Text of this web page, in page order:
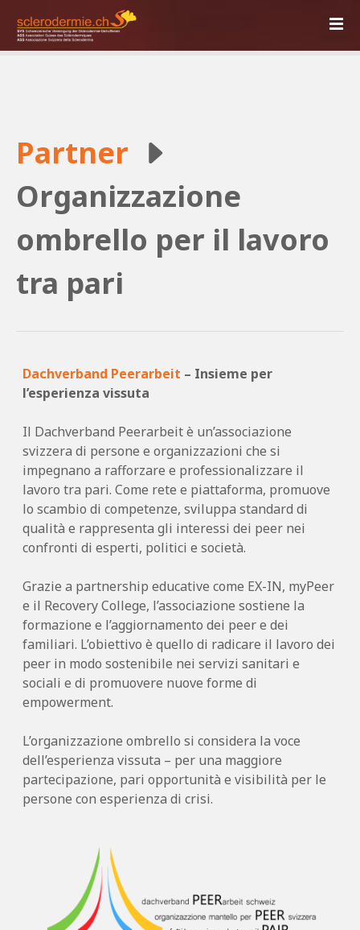
i
Partner
Organizzazione
ombrello per il lavoro
tra pari
Dachverband Peerarbeit – Insieme per
l’esperienza vissuta
Il Dachverband Peerarbeit è un’associazione
svizzera di persone e organizzazioni che si
impegnano a rafforzare e professionalizzare il
lavoro tra pari. Come rete e piattaforma, promuove
lo scambio di competenze, sviluppa standard di
qualità e rappresenta gli interessi dei peer nei
confronti di esperti, politici e società.
Grazie a partnership educative come EX-IN, myPeer
e il Recovery College, l’associazione sostiene la
formazione e l’aggiornamento dei peer e dei
familiari. L’obiettivo è quello di radicare il lavoro dei
peer in modo sostenibile nei servizi sanitari e
sociali e di promuovere nuove forme di
empowerment.
L’organizzazione ombrello si considera la voce
dell’esperienza vissuta – per una maggiore
partecipazione, pari opportunità e visibilità per le
persone con esperienza di crisi.